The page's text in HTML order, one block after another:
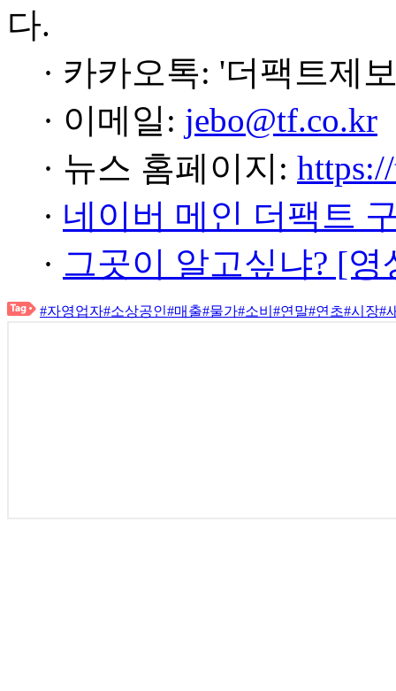
다.
· 카카오톡: '더팩트제
· 이메일: jebo@tf.co.kr
· 뉴스 홈페이지:
· 네이버 메인 더팩트
· 그곳이 알고싶냐? [
#자영업자#소상공인#매출#물가#소비 #연말#연초#시장#